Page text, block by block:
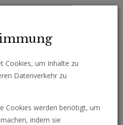
Kommentare und Nachrichten
Cookies, um Inhalte zu
Datenverkehr zu
Cookies werden benötigt, um
indem sie